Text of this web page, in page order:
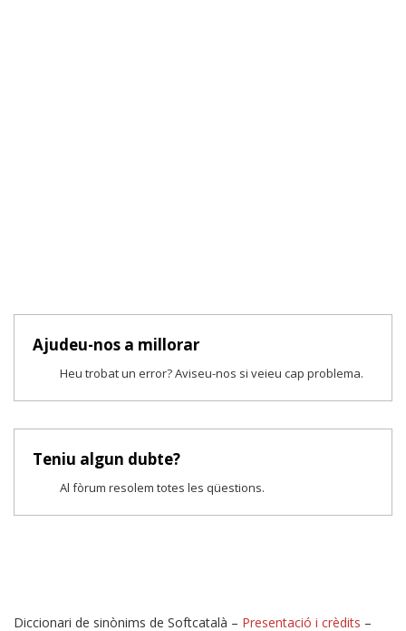
Ajudeu-nos a millorar
Heu trobat un error? Aviseu-nos si veieu cap problema.
Teniu algun dubte?
Al fòrum resolem totes les qüestions.
Diccionari de sinònims de Softcatalà – Presentació i crèdits –